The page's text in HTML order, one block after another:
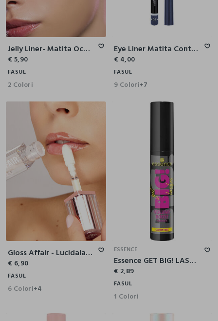
Jelly Liner- Matita Occhi Automatica
€ 5,90
FASUL
2 Colori
Eye Liner Matita Contorno Occhi
€ 4,00
FASUL
9 Colori+7
Gloss Affair - Lucidalabbra Rimpolpante Nutritivo
€ 6,90
FASUL
6 Colori+4
ESSENCE
Essence GET BIG! LASHES VOLUME BOOST mascara
€ 2,89
FASUL
1 Colori